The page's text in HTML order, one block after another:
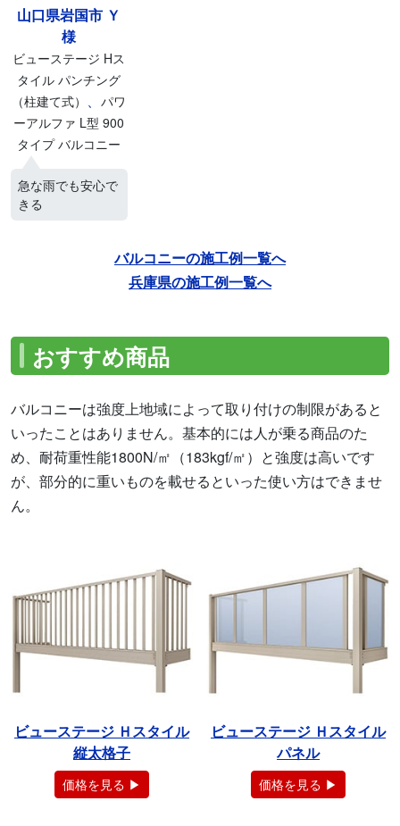
山口県岩国市 Ｙ
様
ビューステージ Hス
タイル パンチング
（柱建て式） 、パワ
ーアルファ L型 900
タイプ バルコニー
急な雨でも安心で
きる
バルコニーの施工例一覧へ
兵庫県の施工例一覧へ
おすすめ商品
バルコニーは強度上地域によって取り付けの制限があると
いったことはありません。基本的には人が乗る商品のた
め、耐荷重性能1800N/㎡（183kgf/㎡）と強度は高いです
が、部分的に重いものを載せるといった使い方はできませ
ん。
ビューステージ Ｈスタイル
縦太格子
価格を見る ▶
ビューステージ Ｈスタイル
パネル
価格を見る ▶